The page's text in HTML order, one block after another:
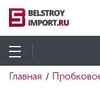
Главная /